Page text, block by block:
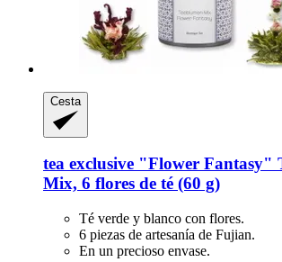
Cesta
tea exclusive "Flower Fantasy"
Mix, 6 flores de té (60 g)
Té verde y blanco con flores.
6 piezas de artesanía de Fujian.
En un precioso envase.